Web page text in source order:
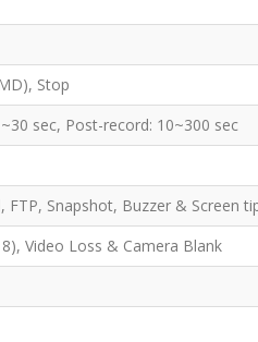
Stop
sec, Post-record: 10~300 sec
FTP, Snapshot, Buzzer & Screen
Video Loss & Camera Blank